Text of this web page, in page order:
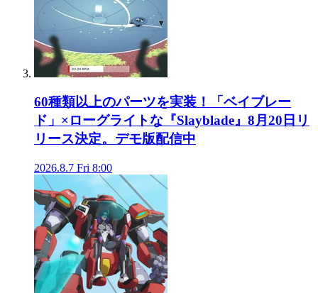
60種類以上のパーツを実装！「ベイブレー
ド」×ローグライトな『Slayblade』8月20日リ
リース決定。デモ版配信中
2026.8.7 Fri 8:00